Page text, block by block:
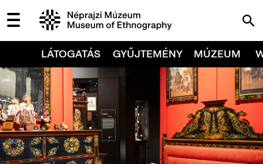
LÁTOGATÁS GYŰJTEMÉNY MÚZEUM